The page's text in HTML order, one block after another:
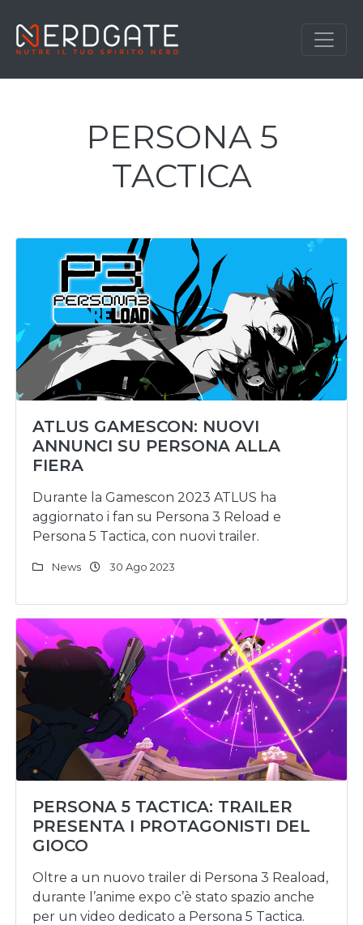
PERSONA 5
TACTICA
ATLUS GAMESCON: NUOVI
ANNUNCI SU PERSONA ALLA
FIERA
Durante la Gamescon 2023 ATLUS ha
aggiornato i fan su Persona 3 Reload e
Persona 5 Tactica, con nuovi trailer.
News 30 Ago 2023
PERSONA 5 TACTICA: TRAILER
PRESENTA I PROTAGONISTI DEL
GIOCO
Oltre a un nuovo trailer di Persona 3 Reaload,
durante l’anime expo c’è stato spazio anche
per un video dedicato a Persona 5 Tactica.